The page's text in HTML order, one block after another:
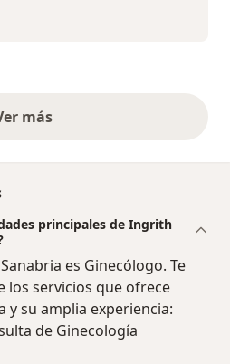
más
opiniones anteriores
principales de Ingrith
es Ginecólogo. Te
los servicios que ofrece
y su amplia experiencia:
de Ginecología